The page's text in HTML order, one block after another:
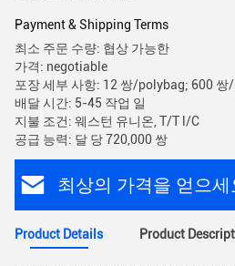
Payment & Shipping Terms
최소 주문 수량: 협상 가능한
가격: negotiable
포장 세부 사항: 12 쌍/polybag; 600
배달 시간: 5-45 작업 일
지불 조건: 웨스턴 유니온, T/T l/C
공급 능력: 달 당 720,000 쌍
최상의 가격을 얻으세
Product Details Product